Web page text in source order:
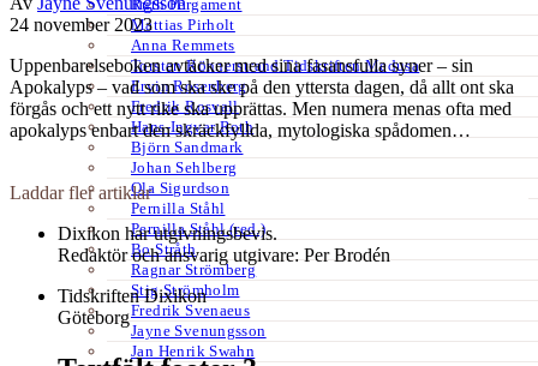
Ruth Pergament
Mattias Pirholt
Anna Remmets
Torsten Rönnerstrand Tidskriften Medusa
Ervin Rosenberg
Fredrik Rosvall
Hans-Ingvar Roth
Björn Sandmark
Johan Sehlberg
Ola Sigurdson
Pernilla Ståhl
Pernilla Ståhl (red.)
Bo Stråth
Ragnar Strömberg
Stig Strömholm
Fredrik Svenaeus
Jayne Svenungsson
Jan Henrik Swahn
24 november 2023
Uppenbarelseboken avtäcker med sina fasansfulla syner – sin
Apokalyps – vad som ska ske på den yttersta dagen, då allt ont ska
förgås och ett nytt rike ska upprättas. Men numera menas ofta med
apokalyps enbart den skräckfyllda, mytologiska spådomen…
Laddar fler artiklar
Dixikon har utgivningsbevis.
Redaktör och ansvarig utgivare: Per Brodén
Tidskriften Dixikon
Göteborg